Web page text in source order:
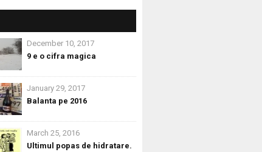
December 10, 2017
9 e o cifra magica
January 29, 2017
Balanta pe 2016
March 25, 2016
Ultimul popas de hidratare.